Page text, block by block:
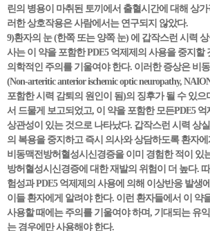
린의 병용이 마취된 토끼에서 출혈시간에 대해 상가
러한 상호작용은 사람에서는 연구되지 않았다.
9)환자의 눈 (한쪽 또는 양쪽 눈) 에 갑작스런 시력
사는 이 약을 포함한 PDE5 억제제의 사용을 중지할
의학적인 주의를 기울여야 한다. 이러한 증상은 비
(Non-arteritic anterior ischemic optic neuropathy,
포함한 시력 감퇴의 원인이 됨)의 징후가 될 수 있으
서 드물게 보고되었고, 이 약을 포함한 모든PDE5
상관성이 있는 것으로 나타났다. 갑작스런 시력 상
의 복용을 중지하고 즉시 의사와 상담하도록 환자
비동맥전방허혈성시신경증을 이미 경험한 적이 있
방허혈성시신경증에 대한 재발의 위험이 더 높다.
험성과 PDE5 억제제의 사용에 의해 이상반응 발생
이들 환자에게 알려야 한다. 이런 환자들에서 이 약
사용할 때에는 주의를 기울여야 하며, 기대되는 유
는 경우에만 사용해야 한다.